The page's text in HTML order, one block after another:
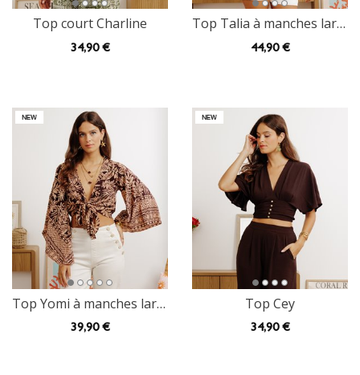
Top court Charline
34,90 €
Top Talia à manches larges
44,90 €
Top Yomi à manches larges
39,90 €
Top Cey
34,90 €